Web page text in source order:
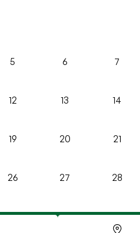
5 6 7
12 13 14
19 20 21
26 27 28